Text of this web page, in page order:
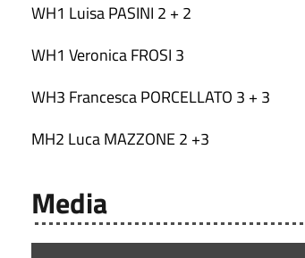
WH1 Luisa PASINI 2 + 2
WH1 Veronica FROSI 3
WH3 Francesca PORCELLATO 3 + 3
MH2 Luca MAZZONE 2 +3
Media